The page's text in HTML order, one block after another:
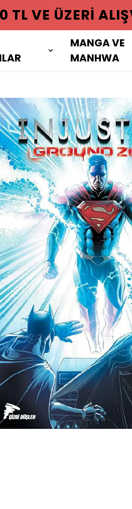
TL VE ÜZERI
MANGA VE
MANHWA